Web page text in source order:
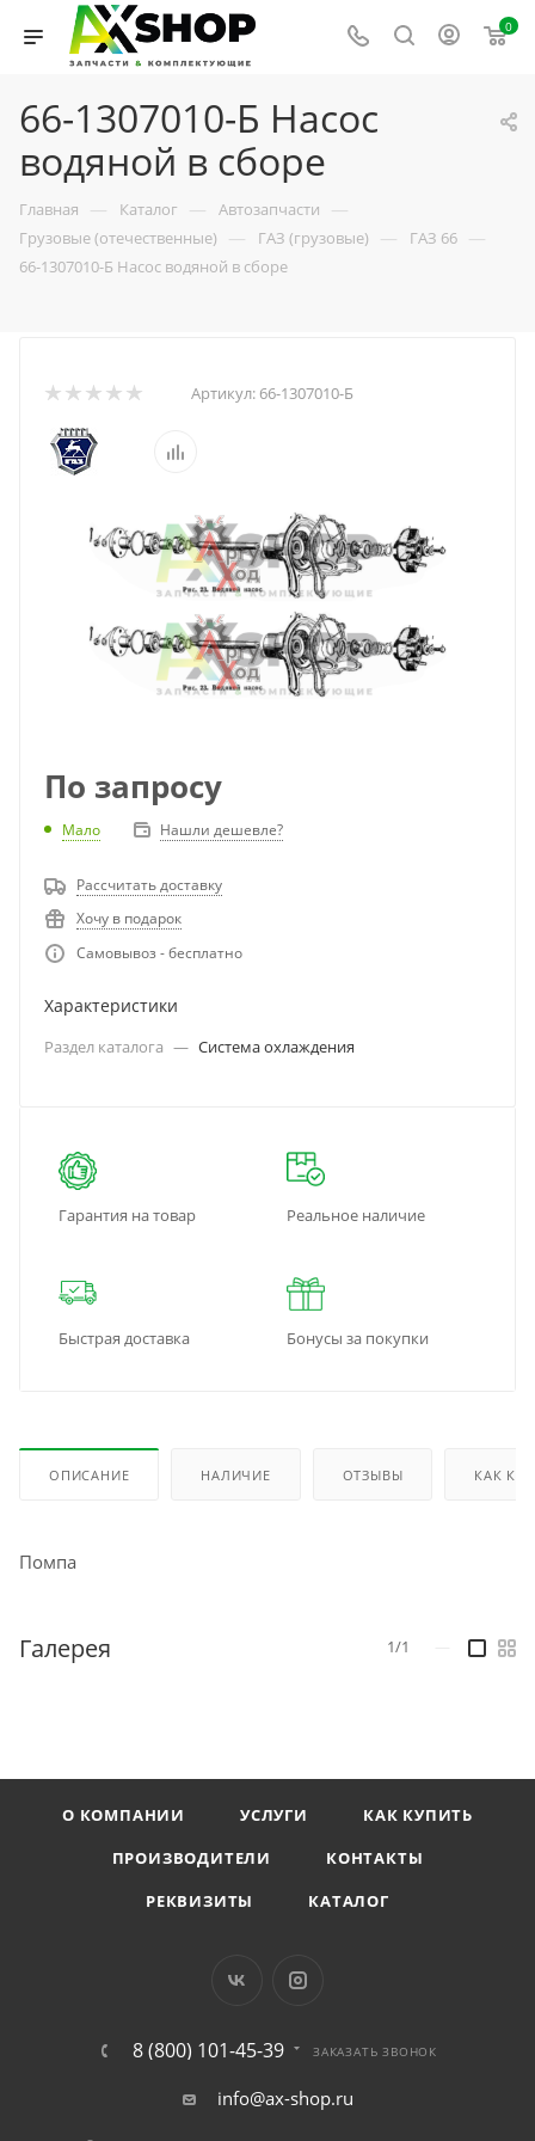
0
66-1307010-Б Насос
водяной в сборе
Главная — Каталог — Автозапчасти —
Грузовые (отечественные) — ГАЗ (грузовые) — ГАЗ 66 —
66-1307010-Б Насос водяной в сборе
Артикул: 66-1307010-Б
По запросу
Мало Нашли дешевле?
Рассчитать доставку
Хочу в подарок
Самовывоз - бесплатно
Характеристики
Раздел каталога — Система охлаждения
Гарантия на товар Реальное наличие
Быстрая доставка Бонусы за покупки
ОПИСАНИЕ НАЛИЧИЕ ОТЗЫВЫ КАК
Помпа
Галерея 1/1
О КОМПАНИИ УСЛУГИ
КАК КУПИТЬ
ПРОИЗВОДИТЕЛИ
КОНТАКТЫ
РЕКВИЗИТЫ
КАТАЛОГ
8 (800) 101-45-39 ЗАКАЗАТЬ ЗВОНОК
info@ax-shop.ru